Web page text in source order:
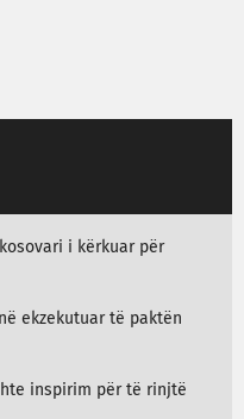
i kërkuar për
ekzekutuar të paktën
inspirim për të rinjtë